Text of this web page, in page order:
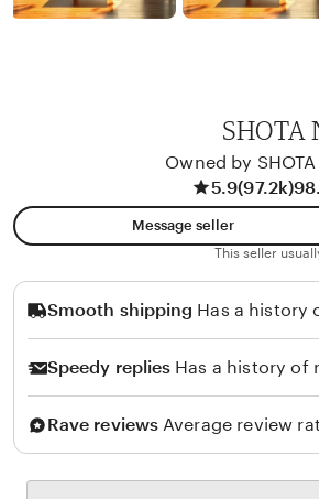
l
o
SHOTA
Owned by SHOTA
5.9(97.2k)
Message seller
This seller
Smooth shipping Has a history
Speedy replies Has a history of
Rave reviews Average review